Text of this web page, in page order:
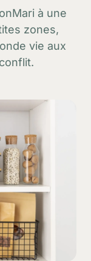
à une
zones,
vie aux